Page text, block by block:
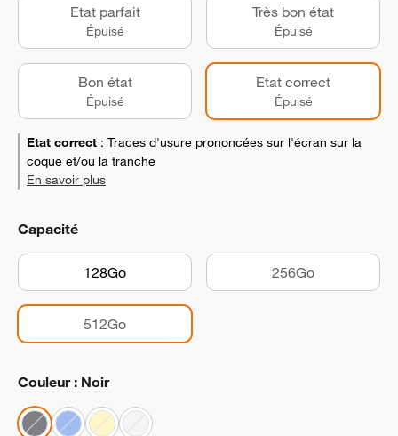
Etat parfait
Épuisé
Très bon état
Épuisé
Bon état
Épuisé
Etat correct
Épuisé
Etat correct : Traces d'usure prononcées sur l'écran sur la
coque et/ou la tranche
En savoir plus
Capacité
128Go 256Go
512Go
Couleur : Noir